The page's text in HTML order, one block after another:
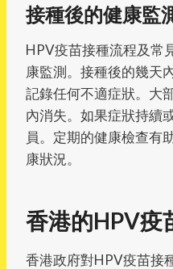
接種後的健康監
HPV疫苗接種流程及常
康監測。接種後的幾天
記錄任何不適症狀。大
內消失。如果症狀持續
員。定期的健康檢查有
康狀況。
香港的HPV疫
香港政府對HPV疫苗接